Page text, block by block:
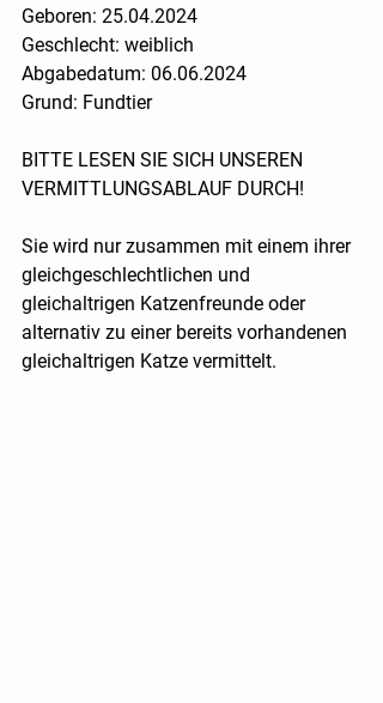
​Geboren: 25.04.2024
​Geschlecht: weiblich
​​Abgabedatum: 06.06.2024
​Grund: Fundtier
BITTE LESEN SIE SICH UNSEREN
VERMITTLUNGSABLAUF DURCH!
Sie wird nur zusammen mit einem ihrer
gleichgeschlechtlichen und
gleichaltrigen Katzenfreunde oder
alternativ zu einer bereits vorhandenen
gleichaltrigen Katze vermittelt.